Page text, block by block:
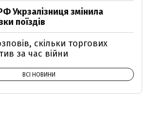
Укрзалізниця змінила
поїздів
скільки торгових
за час війни
ВСІ НОВИНИ